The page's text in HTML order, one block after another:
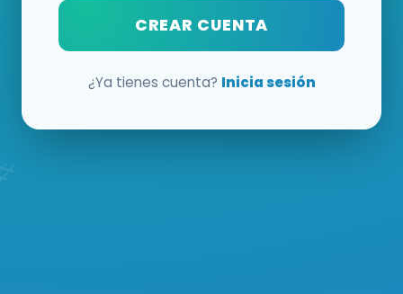
CREAR CUENTA
¿Ya tienes cuenta? Inicia sesión